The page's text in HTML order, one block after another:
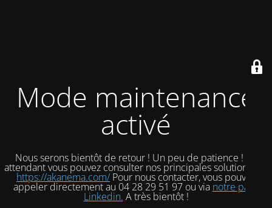
Mode maintenance
activé
Nous serons bientôt de retour ! Un peu de patience ! En
attendant vous pouvez consulter nos principales solutions sur
https://akanema.com/ Pour nous contacter, vous pouvez
appeler directement au 04 28 29 51 97 ou via notre page
Linkedin. A très bientôt !